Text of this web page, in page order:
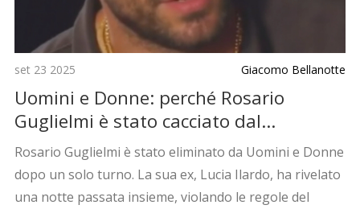
set 23 2025 Giacomo Bellanotte
Uomini e Donne: perché Rosario
Guglielmi è stato cacciato dal
programma
Rosario Guglielmi è stato eliminato da Uomini e Donne
dopo un solo turno. La sua ex, Lucia Ilardo, ha rivelato
una notte passata insieme, violando le regole del